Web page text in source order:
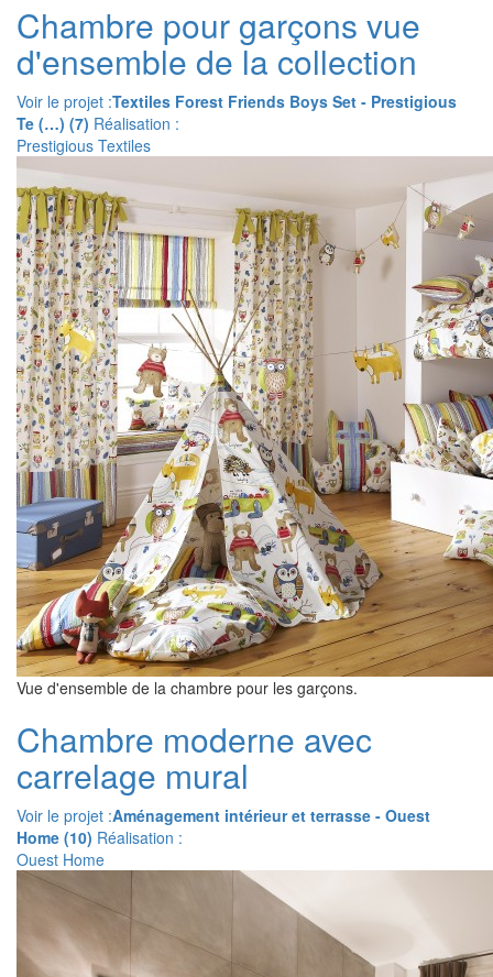
Chambre pour garçons vue
d'ensemble de la collection
Voir le projet :Textiles Forest Friends Boys Set - Prestigious
Te (…) (7) Réalisation :
Prestigious Textiles
Vue d'ensemble de la chambre pour les garçons.
Chambre moderne avec
carrelage mural
Voir le projet :Aménagement intérieur et terrasse - Ouest
Home (10) Réalisation :
Ouest Home